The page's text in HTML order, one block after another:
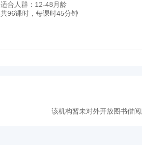
适合人群：12-48月龄
共96课时，每课时45分钟
该机构暂未对外开放图书借